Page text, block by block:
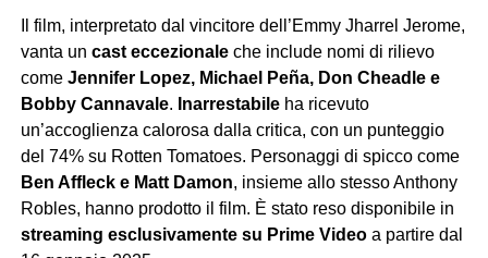
Il film, interpretato dal vincitore dell’Emmy Jharrel Jerome,
vanta un cast eccezionaleche include nomi di rilievo
come Jennifer Lopez, Michael Peña, Don Cheadle e
Bobby Cannavale. Inarrestabileha ricevuto
un’accoglienza calorosa dalla critica, con un punteggio
del 74% su Rotten Tomatoes. Personaggi di spicco come
Ben Affleck e Matt Damon, insieme allo stesso Anthony
Robles, hanno prodotto il film. È stato reso disponibile in
streaming esclusivamente su Prime Videoa partire dal